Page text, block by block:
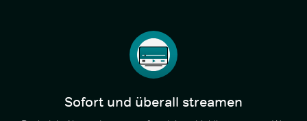
Sofort und überall streamen